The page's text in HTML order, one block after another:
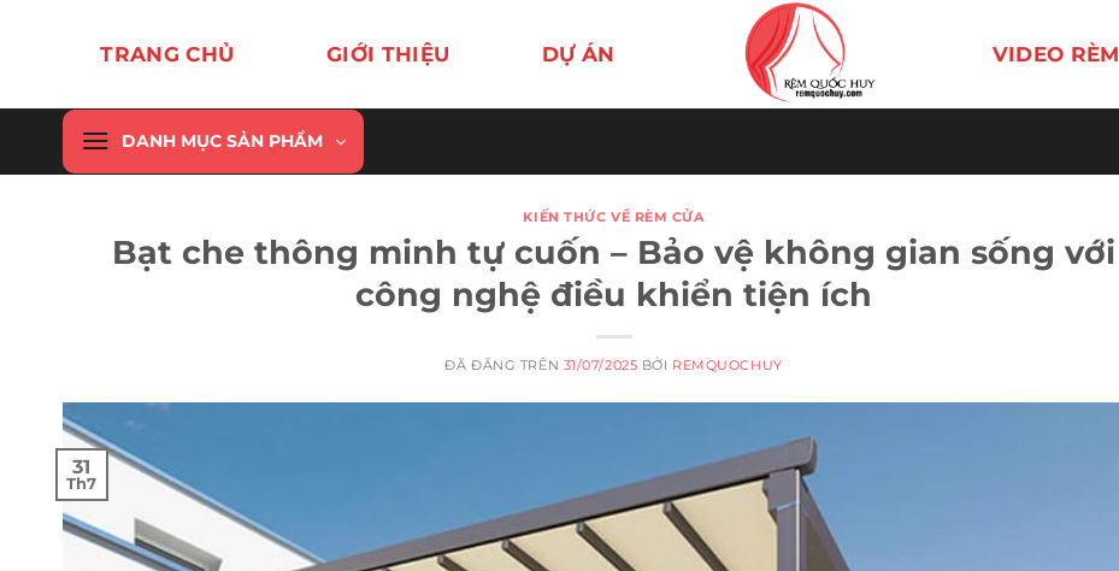
dung
TRANG CHỦ GIỚI THIỆU DỰ ÁN VIDEO RÈM
DANH MỤC SẢN PHẨM
KIẾN THỨC VỀ RÈM CỬA
Bạt che thông minh tự cuốn – Bảo vệ không gian sống với
công nghệ điều khiển tiện ích
ĐÃ ĐĂNG TRÊN 31/07/2025 BỞI REMQUOCHUY
31
Th7